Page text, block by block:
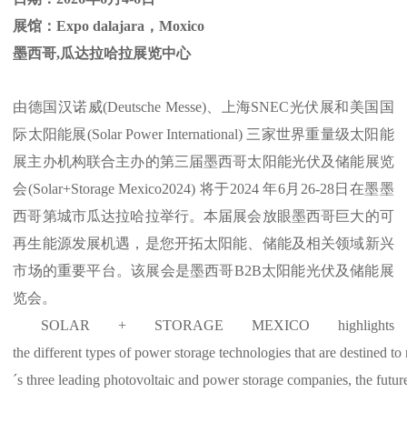
展馆：Expo dalajara，Moxico
墨西哥,瓜达拉哈拉展览中心
由德国汉诺威(Deutsche Messe)、上海SNEC光伏展和美国国
际太阳能展(Solar Power International) 三家世界重量级太阳能
展主办机构联合主办的第三届墨西哥太阳能光伏及储能展览
会(Solar+Storage Mexico2024) 将于2024 年6月26-28日在墨墨
西哥第城市瓜达拉哈拉举行。本届展会放眼墨西哥巨大的可
再生能源发展机遇，是您开拓太阳能、储能及相关领域新兴
市场的重要平台。该展会是墨西哥B2B太阳能光伏及储能展
览会。
SOLAR + STORAGE MEXICO highlights
the different types of power storage technologies that are destined
´s three leading photovoltaic and power storage companies, the